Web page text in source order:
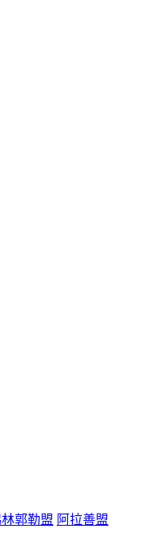
郭勒盟 阿拉善盟